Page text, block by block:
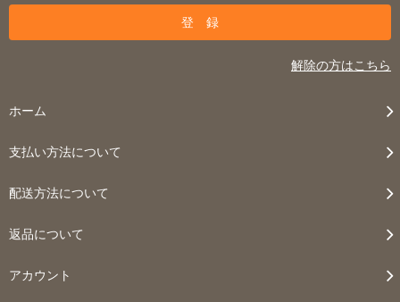
解除の方はこちら
ホーム
支払い方法について
配送方法について
返品について
アカウント